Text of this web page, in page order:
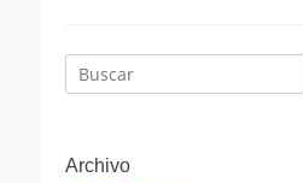
Buscar:
Archivo